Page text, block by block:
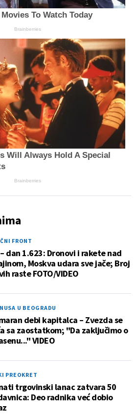
To Watch Today
Brainberries
Will Always Hold A Special
Brainberries
FRONT
dan 1.623: Dronovi i rakete nad
Moskva udara sve jače; Broj
raste FOTO/VIDEO
U BEOGRADU
debi kapitalca – Zvezda se
sa zaostatkom; "Da zaključimo o
VIDEO
PREOKRET
trgovinski lanac zatvara 50
Deo radnika već dobio